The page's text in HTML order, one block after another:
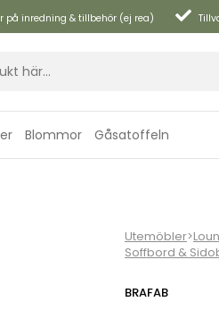
på inredning & tillbehör (ej rea)
Blommor Gåsatoffeln
Utemöbler>
Soffbord &
BRAFAB